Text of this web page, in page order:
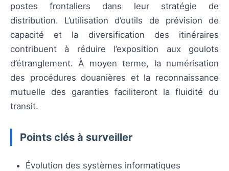
postes frontaliers dans leur stratégie de
distribution. L’utilisation d’outils de prévision de
capacité et la diversification des itinéraires
contribuent à réduire l’exposition aux goulots
d’étranglement. À moyen terme, la numérisation
des procédures douanières et la reconnaissance
mutuelle des garanties faciliteront la fluidité du
transit.
Points clés à surveiller
Évolution des systèmes informatiques